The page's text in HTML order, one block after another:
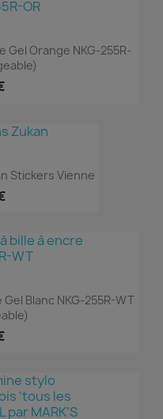
Gel Orange NKG-255R-
Stickers Vienne
Gel Blanc NKG-255R-WT